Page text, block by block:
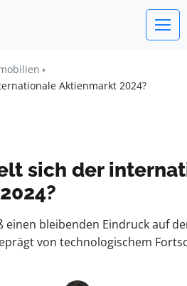
Aktienmarkt 2024?
sich der
einen bleibenden Eindruck auf
von technologischem